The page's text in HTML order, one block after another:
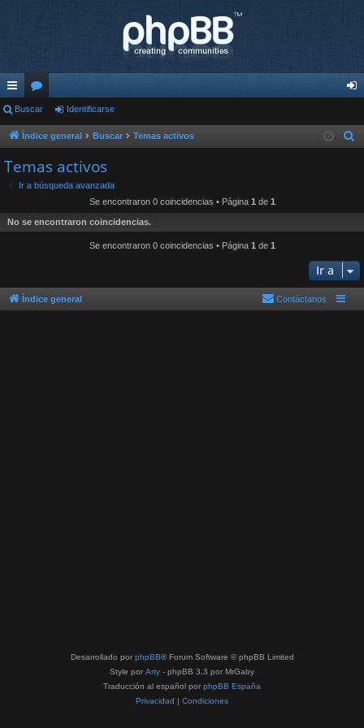
nl
ac
es
rá
do
or
os nti
Buscar Identificarse
Índice general Buscar Temas activos
Temas activos
Ir a búsqueda avanzada
Se encontraron 0 coincidencias • Página 1 de 1
No se encontraron coincidencias.
Se encontraron 0 coincidencias • Página 1 de 1
Ir a
Índice general Contáctanos
Desarrollado por phpBB® Forum Software © phpBB Limited
Style por Arty - phpBB 3.3 por MrGaby
Traducción al español por phpBB España
Privacidad | Condiciones